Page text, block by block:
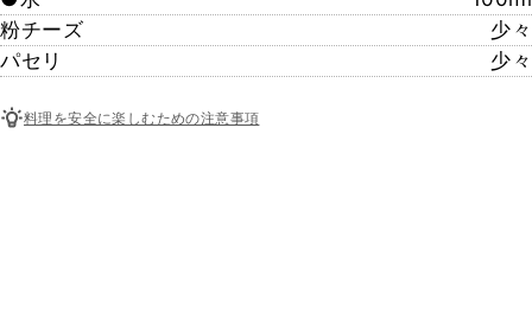
粉チーズ
少々
パセリ
少々
料理を安全に楽しむための注意事項